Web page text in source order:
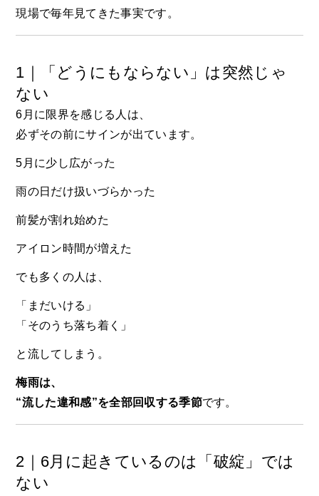
現場で毎年見てきた事実です。
1｜「どうにもならない」は突然じゃ
ない
6月に限界を感じる人は、
必ずその前にサインが出ています。
5月に少し広がった
雨の日だけ扱いづらかった
前髪が割れ始めた
アイロン時間が増えた
でも多くの人は、
「まだいける」
「そのうち落ち着く」
と流してしまう。
梅雨は、
“流した違和感”を全部回収する季節です。
2｜6月に起きているのは「破綻」では
ない